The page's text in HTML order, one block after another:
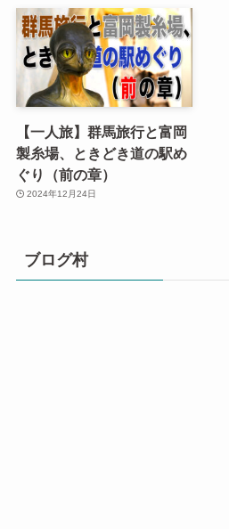
【一人旅】群馬旅行と富岡
製糸場、ときどき道の駅め
ぐり（前の章）
2024年12月24日
ブログ村